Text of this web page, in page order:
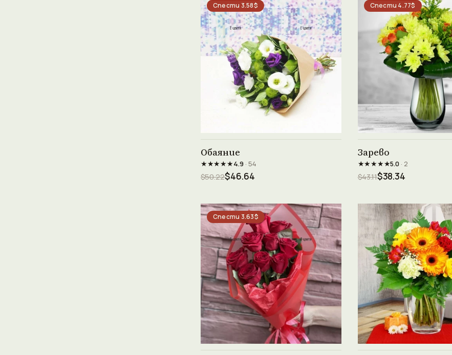
Спести 3.58$
Обаяние
★★★★★4.9· 54
$50.22$46.64
Спести 4.77$
Зарево
★★★★★5.0 · 2
$43.11$38.34
Спести 3.63$